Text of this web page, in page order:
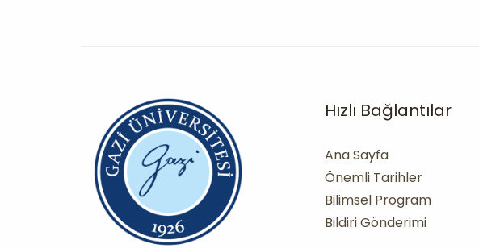
Hızlı Bağlantılar
Ana Sayfa
Önemli Tarihler
Bilimsel Program
Bildiri Gönderimi